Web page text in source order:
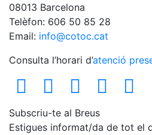
08013 Barcelona
Telèfon: 606 50 85 28
Email: info@cotoc.cat
Consulta l’horari d’atenció
Subscriu-te al Breus
Estigues informat/da de tot el